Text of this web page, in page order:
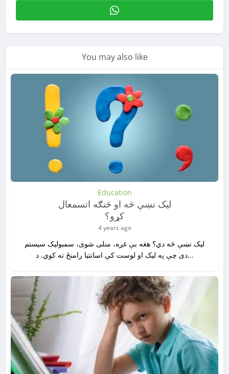
You may also like
Education
لیک نښې څه او څنګه اتسمعال
کړو؟
4 years ago
لیک نښې څه دي؟ هغه بې غږه، منلی شوی، سمبولیک سیستم
دی چې په لیک او لوست کې اسانتیا رامنځ ته کوي. د...